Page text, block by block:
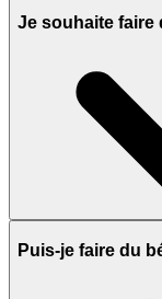
Je souhaite faire
Puis-je faire du